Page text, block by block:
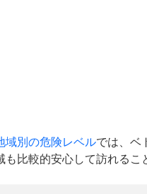
域別の危険レベルでは、ベ
比較的安心して訪れるこ